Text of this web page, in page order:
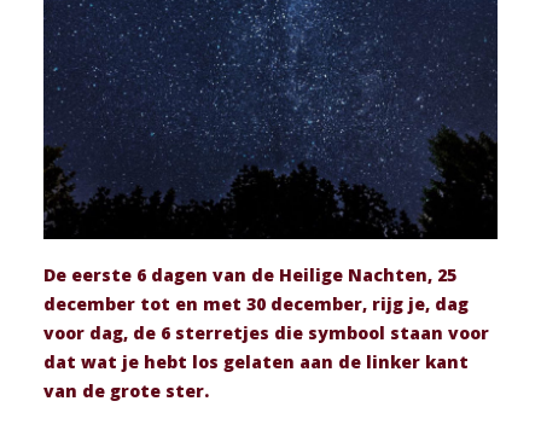
De eerste 6 dagen van de Heilige Nachten, 25
december tot en met 30 december, rijg je, dag
voor dag, de 6 sterretjes die symbool staan voor
dat wat je hebt los gelaten aan de linker kant
van de grote ster.